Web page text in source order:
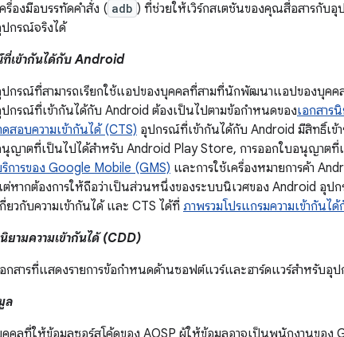
รื่องมือบรรทัดคำสั่ง ( adb ) ที่ช่วยให้เวิร์กสเตชันของคุณสื่อสารกับ
กรณ์จริงได้
เข้ากันได้กับ Android
กรณ์ที่สามารถเรียกใช้แอปของบุคคลที่สามที่นักพัฒนาแอปของบุคค
กรณ์ที่เข้ากันได้กับ Android ต้องเป็นไปตามข้อกำหนดของเอกสาร
สอบความเข้ากันได้ (CTS) อุปกรณ์ที่เข้ากันได้กับ Android มีสิทธิ์เข้
ญาตที่เป็นไปได้สำหรับ Android Play Store, การออกใบอนุญาตที่
การของ Google Mobile (GMS) และการใช้เครื่องหมายการค้า
หากต้องการให้ถือว่าเป็นส่วนหนึ่งของระบบนิเวศของ Android อุป
ยวกับความเข้ากันได้ และ CTS ได้ที่ภาพรวมโปรแกรมความเข้ากัน
ยามความเข้ากันได้ (CDD)
กสารที่แสดงรายการข้อกำหนดด้านซอฟต์แวร์และฮาร์ดแวร์สำหรับอุ
ล
คลที่ให้ข้อมูลซอร์สโค้ดของ AOSP ผู้ให้ข้อมูลอาจเป็นพนักงานขอ